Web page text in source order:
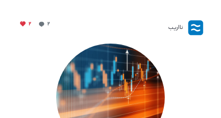
نااریب ۲ ۲